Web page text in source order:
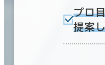
プロ
提案